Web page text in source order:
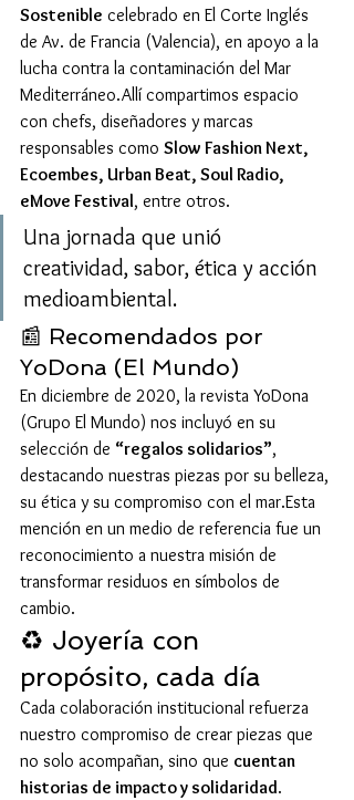
Sostenible celebrado en El Corte Inglés
de Av. de Francia (Valencia), en apoyo a la
lucha contra la contaminación del Mar
Mediterráneo.Allí compartimos espacio
con chefs, diseñadores y marcas
responsables como Slow Fashion Next,
Ecoembes, Urban Beat, Soul Radio,
eMove Festival, entre otros.
Una jornada que unió
creatividad, sabor, ética y acción
medioambiental.
📰 Recomendados por
YoDona (El Mundo)
En diciembre de 2020, la revista YoDona
(Grupo El Mundo) nos incluyó en su
selección de “regalos solidarios”,
destacando nuestras piezas por su belleza,
su ética y su compromiso con el mar.Esta
mención en un medio de referencia fue un
reconocimiento a nuestra misión de
transformar residuos en símbolos de
cambio.
♻️ Joyería con
propósito, cada día
Cada colaboración institucional refuerza
nuestro compromiso de crear piezas que
no solo acompañan, sino que cuentan
historias de impacto y solidaridad.